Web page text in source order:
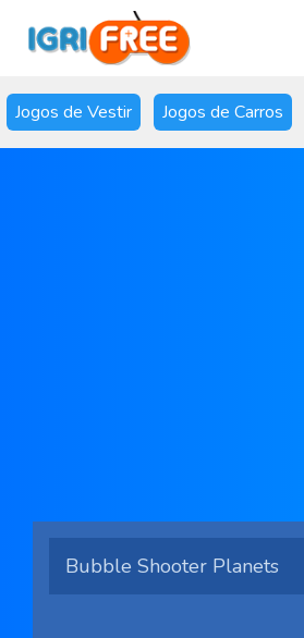
Jogos de Vestir Jogos de Carros
Bubble Shooter Planets